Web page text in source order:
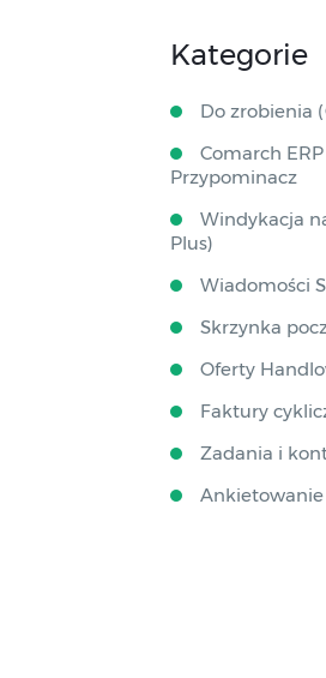
Kategorie
Do zrobienia
Comarch
Przypominacz
Windykacja
Plus)
Wiadomości
Skrzynka
Oferty
Faktury
Zadania i
Ankietowanie